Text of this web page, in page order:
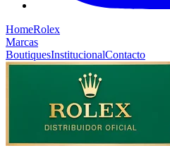
HomeRolex
Marcas
BoutiquesInstitucionalContacto